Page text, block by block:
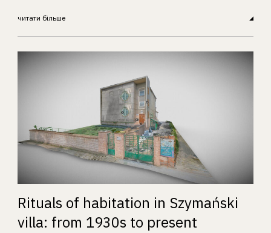
читати більше
Rituals of habitation in Szymański
villa: from 1930s to present